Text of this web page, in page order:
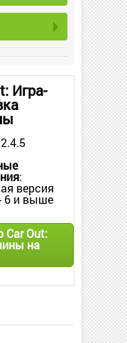
Игра-
:
версия
6 и выше
Car Out:
на